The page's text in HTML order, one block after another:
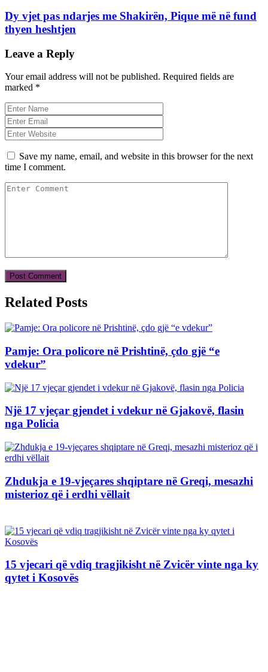
Dy vjet pas ndarjes me Shakirën, Pique më në fund
thyen heshtjen
Leave a Reply
Your email address will not be published. Required fields are
marked *
Save my name, email, and website in this browser for the next
time I comment.
Related Posts
Pamje: Ora policore në Prishtinë, çdo gjë “e
vdekur”
Një 17 vjeçar gjendet i vdekur në Gjakovë, flasin
nga Policia
Zhdukja e 19-vjeçares shqiptare në Greqi, mesazhi
misterioz që i erdhi vëllait
15 vjecari që vdiq tragjikisht në Zvicër vinte nga ky
qytet i Kosovës